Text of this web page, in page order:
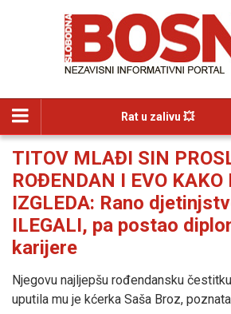
Rat u zalivu 💥
TITOV MLAĐI SIN
ROĐENDAN I EVO KAKO
IZGLEDA: Rano
ILEGALI, pa postao
karijere
Njegovu najljepšu rođendansku
uputila mu je kćerka Saša Broz,